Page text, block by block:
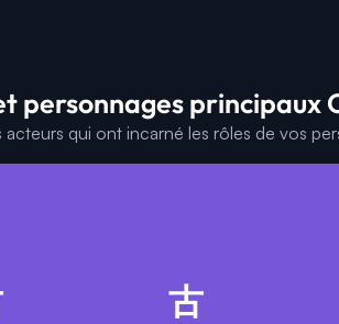
personnages principaux
qui ont incarné les rôles de vos
古